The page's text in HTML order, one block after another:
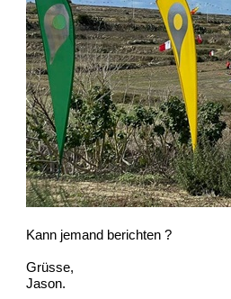
Kann jemand berichten ?
Grüsse,
Jason.